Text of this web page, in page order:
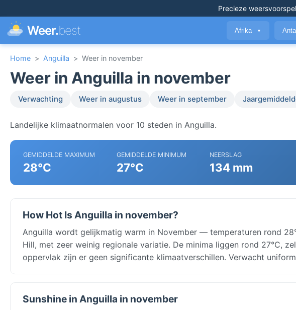
Precieze
Weer.best Afrika ▼
Home > Anguilla > Weer in november
Weer in Anguilla in november
Verwachting Weer in augustus Weer in september
Landelijke klimaatnormalen voor 10 steden in Anguilla.
GEMIDDELDE MAXIMUM
28°C
GEMIDDELDE MINIMUM
27°C
NEERSLAG
134 mm
How Hot Is Anguilla in november?
Anguilla wordt gelijkmatig warm in November — temperaturen rond
Hill, met zeer weinig regionale variatie. De minima liggen rond 27°C,
oppervlak zijn er geen significante klimaatverschillen. Verwacht
Sunshine in Anguilla in november